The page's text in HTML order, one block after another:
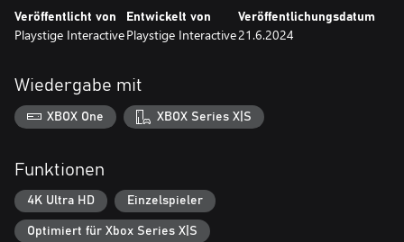
Veröffentlicht von
Playstige Interactive
Entwickelt von
Playstige Interactive
Veröffentlichungsdatum
21.6.2024
Wiedergabe mit
XBOX One XBOX Series X|S
Funktionen
4K Ultra HD Einzelspieler
Optimiert für Xbox Series X|S